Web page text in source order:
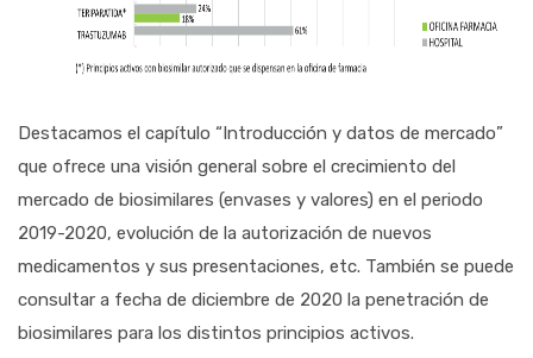
Destacamos el capítulo “Introducción y datos de mercado”
que ofrece una visión general sobre el crecimiento del
mercado de biosimilares (envases y valores) en el periodo
2019-2020, evolución de la autorización de nuevos
medicamentos y sus presentaciones, etc. También se puede
consultar a fecha de diciembre de 2020 la penetración de
biosimilares para los distintos principios activos.